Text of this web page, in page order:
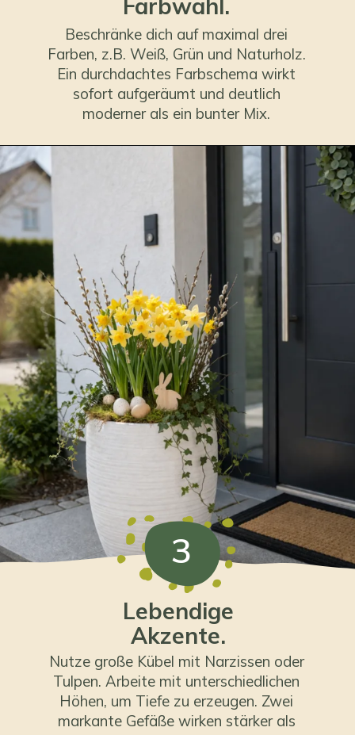
Farbwahl.
Beschränke dich auf maximal drei
Farben, z.B. Weiß, Grün und Naturholz.
Ein durchdachtes Farbschema wirkt
sofort aufgeräumt und deutlich
moderner als ein bunter Mix.
3
Lebendige
Akzente.
Nutze große Kübel mit Narzissen oder
Tulpen. Arbeite mit unterschiedlichen
Höhen, um Tiefe zu erzeugen. Zwei
markante Gefäße wirken stärker als